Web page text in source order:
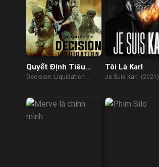
Quyết Định Tiêu
Diệt
Decision: Liquidation
Tôi Là Karl
Je Suis Karl (2021)